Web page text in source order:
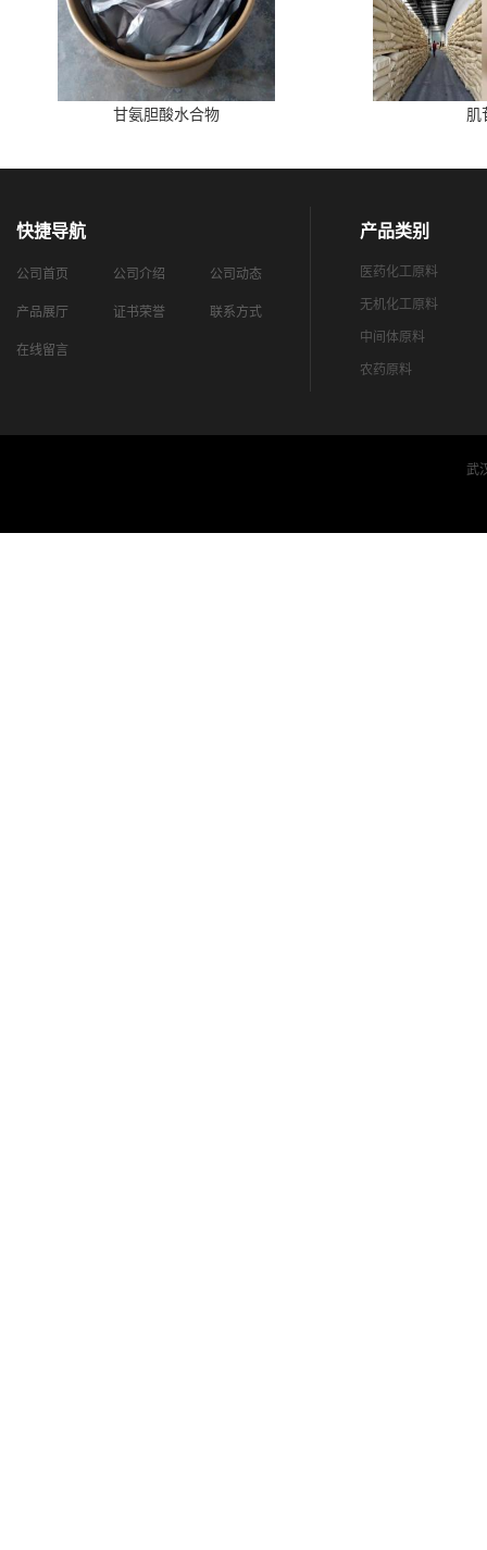
甘氨胆酸水合物 肌
快捷导航
公司首页 公司介绍 公司动态
产品展厅 证书荣誉 联系方式
在线留言
产品类别
医药化工原料
无机化工原料
中间体原料
农药原料
武